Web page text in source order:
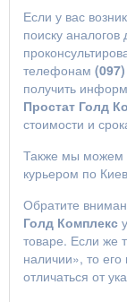
Если у вас
поиску аналогов
телефонам
получить
Простат Голд
стоимости и
Также мы можем
курьером по
Обратите
Голд Комплекс
товаре. Если же
наличии», то
отличаться от